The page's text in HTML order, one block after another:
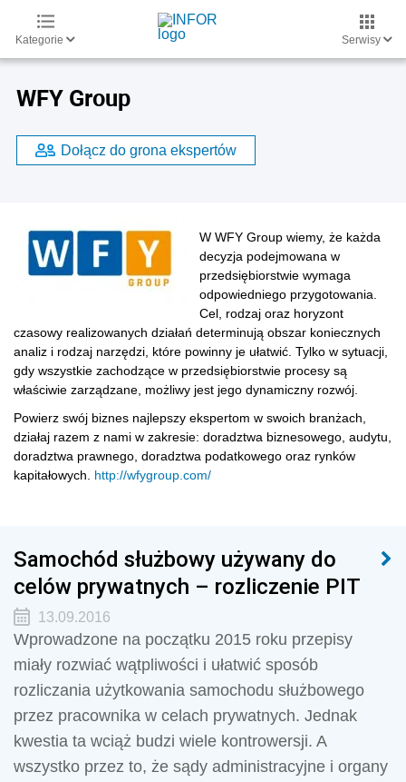
Kategorie Serwisy
WFY Group
Dołącz do grona ekspertów
W WFY Group wiemy, że każda
decyzja podejmowana w
przedsiębiorstwie wymaga
odpowiedniego przygotowania.
Cel, rodzaj oraz horyzont
czasowy realizowanych działań determinują obszar koniecznych
analiz i rodzaj narzędzi, które powinny je ułatwić. Tylko w sytuacji,
gdy wszystkie zachodzące w przedsiębiorstwie procesy są
właściwie zarządzane, możliwy jest jego dynamiczny rozwój.
Powierz swój biznes najlepszy ekspertom w swoich branżach,
działaj razem z nami w zakresie: doradztwa biznesowego, audytu,
doradztwa prawnego, doradztwa podatkowego oraz rynków
kapitałowych. http://wfygroup.com/
Samochód służbowy używany do
celów prywatnych – rozliczenie PIT
13.09.2016
Wprowadzone na początku 2015 roku przepisy
miały rozwiać wątpliwości i ułatwić sposób
rozliczania użytkowania samochodu służbowego
przez pracownika w celach prywatnych. Jednak
kwestia ta wciąż budzi wiele kontrowersji. A
wszystko przez to, że sądy administracyjne i organy